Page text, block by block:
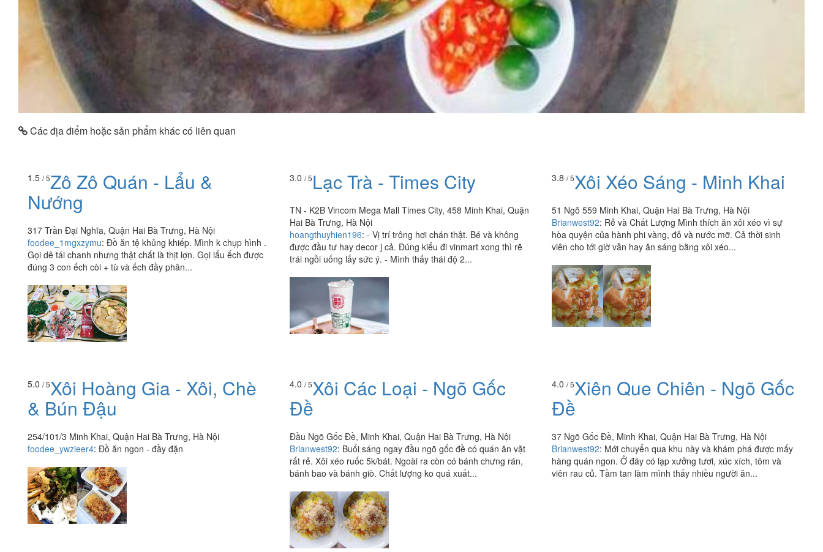
Các địa điểm hoặc sản phẩm khác có liên quan
1.5 / 5Zô Zô Quán - Lẩu &
Nướng
317 Trần Đại Nghĩa, Quận Hai Bà Trưng, Hà Nội
foodee_1mgxzymu: Đồ ăn tệ khủng khiếp. Mình k chụp hình .
Gọi dê tái chanh nhưng thật chất là thịt lợn. Gọi lẩu ếch được
đúng 3 con ếch còi + tù và ếch đầy phân...
3.0 / 5Lạc Trà - Times City
TN - K2B Vincom Mega Mall Times City, 458 Minh Khai, Quận
Hai Bà Trưng, Hà Nội
hoangthuyhien196: - Vị trí trông hơi chán thật. Bé và không
được đầu tư hay decor j cả. Đúng kiểu đi vinmart xong thì rẽ
trái ngồi uống lấy sức ý. - Mình thấy thái độ 2...
3.8 / 5Xôi Xéo Sáng - Minh Khai
51 Ngõ 559 Minh Khai, Quận Hai Bà Trưng, Hà Nội
Brianwest92: Rẻ và Chất Lượng Mình thích ăn xôi xéo vì sự
hòa quyện của hành phi vàng, đỗ và nước mỡ. Cả thời sinh
viên cho tới giờ vẫn hay ăn sáng bằng xôi xéo...
5.0 / 5Xôi Hoàng Gia - Xôi, Chè
& Bún Đậu
254/101/3 Minh Khai, Quận Hai Bà Trưng, Hà Nội
foodee_ywzieer4: Đồ ăn ngon - đầy đặn
4.0 / 5Xôi Các Loại - Ngõ Gốc
Đề
Đầu Ngõ Gốc Đề, Minh Khai, Quận Hai Bà Trưng, Hà Nội
Brianwest92: Buổi sáng ngay đầu ngõ gốc đề có quán ăn vặt
rất rẻ. Xôi xéo ruốc 5k/bát. Ngoài ra còn có bánh chưng rán,
bánh bao và bánh giò. Chất lượng ko quá xuất...
4.0 / 5Xiên Que Chiên - Ngõ Gốc
Đề
37 Ngõ Gốc Đề, Minh Khai, Quận Hai Bà Trưng, Hà Nội
Brianwest92: Mới chuyển qua khu này và khám phá được mấy
hàng quán ngon. Ở đây có lạp xưởng tươi, xúc xích, tôm và
viên rau củ. Tầm tan làm mình thấy nhiều người ăn...